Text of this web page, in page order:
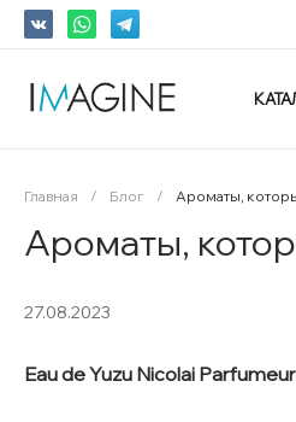
Главная / Блог / Ароматы,
Ароматы,
27.08.2023
Eau de Yuzu Nicolai